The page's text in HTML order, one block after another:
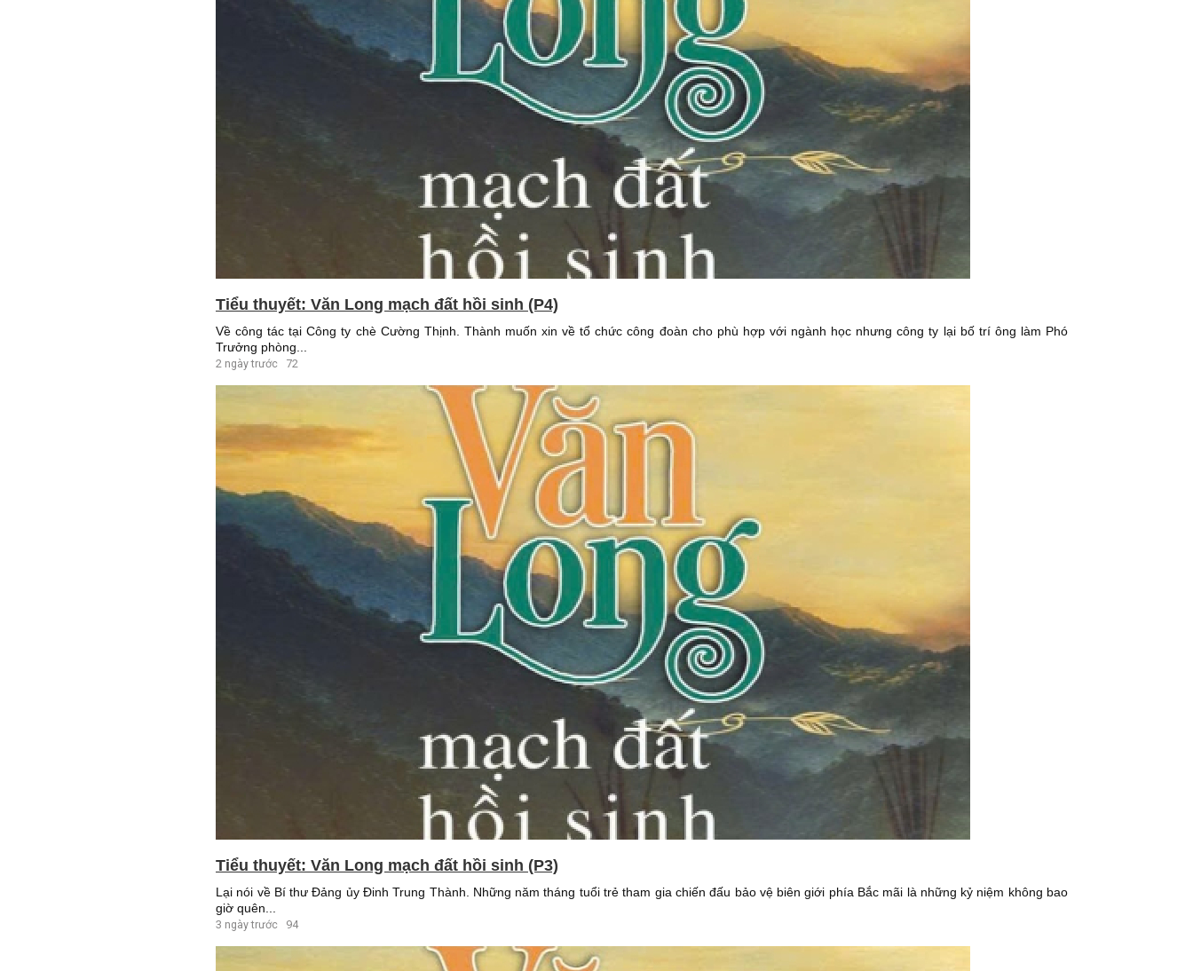
Tiểu thuyết: Văn Long mạch đất hồi sinh (P4)
Về công tác tại Công ty chè Cường Thịnh. Thành muốn xin về tổ chức công đoàn cho phù hợp với ngành học nhưng công ty lại bố trí ông làm Phó
Trưởng phòng...
2 ngày trước 72
Tiểu thuyết: Văn Long mạch đất hồi sinh (P3)
Lại nói về Bí thư Đảng ủy Đinh Trung Thành. Những năm tháng tuổi trẻ tham gia chiến đấu bảo vệ biên giới phía Bắc mãi là những kỷ niệm không bao
giờ quên...
3 ngày trước 94